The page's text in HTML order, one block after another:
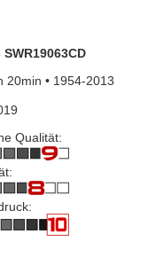
20min • 1954-2013
Qualität: